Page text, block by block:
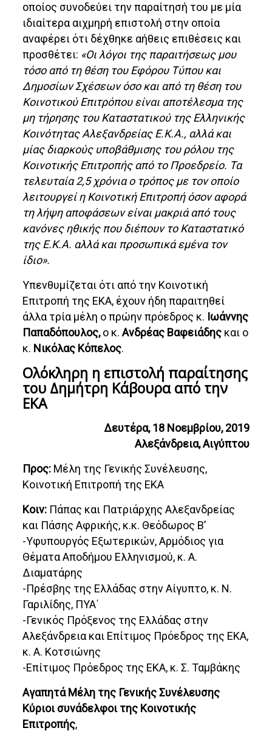
οποίος συνοδεύει την παραίτησή του με μία
ιδιαίτερα αιχμηρή επιστολή στην οποία
αναφέρει ότι δέχθηκε αήθεις επιθέσεις και
προσθέτει: «Οι λόγοι της παραιτήσεως μου
τόσο από τη θέση του Εφόρου Τύπου και
Δημοσίων Σχέσεων όσο και από τη θέση του
Κοινοτικού Επιτρόπου είναι αποτέλεσμα της
μη τήρησης του Καταστατικού της Ελληνικής
Κοινότητας Αλεξανδρείας Ε.Κ.Α., αλλά και
μίας διαρκούς υποβάθμισης του ρόλου της
Κοινοτικής Επιτροπής από το Προεδρείο. Τα
τελευταία 2,5 χρόνια ο τρόπος με τον οποίο
λειτουργεί η Κοινοτική Επιτροπή όσον αφορά
τη λήψη αποφάσεων είναι μακριά από τους
κανόνες ηθικής που διέπουν το Καταστατικό
της Ε.Κ.Α. αλλά και προσωπικά εμένα τον
ίδιο».
Υπενθυμίζεται ότι από την Κοινοτική
Επιτροπή της ΕΚΑ, έχουν ήδη παραιτηθεί
άλλα τρία μέλη ο πρώην πρόεδρος κ. Ιωάννης
Παπαδόπουλος,ο κ.Ανδρέας Βαφειάδης και ο
κ. Νικόλας Κόπελος.
Ολόκληρη η επιστολή παραίτησης
του Δημήτρη Κάβουρα από την
ΕΚΑ
Δευτέρα, 18 Νοεμβρίου, 2019
Αλεξάνδρεια, Αιγύπτου
Προς: Μέλη της Γενικής Συνέλευσης,
Κοινοτική Επιτροπή της ΕΚΑ
Κοιν: Πάπας και Πατριάρχης Αλεξανδρείας
και Πάσης Αφρικής, κ.κ. Θεόδωρος Β’
-Υφυπουργός Εξωτερικών, Αρμόδιος για
Θέματα Αποδήμου Ελληνισμού, κ. Α.
Διαματάρης
-Πρέσβης της Ελλάδας στην Αίγυπτο, κ. Ν.
Γαριλίδης, ΠΥΑ΄
-Γενικός Πρόξενος της Ελλάδας στην
Αλεξάνδρεια και Επίτιμος Πρόεδρος της ΕΚΑ,
κ. Α. Κοτσιώνης
-Επίτιμος Πρόεδρος της ΕΚΑ, κ. Σ. Ταμβάκης
Αγαπητά Μέλη της Γενικής Συνέλευσης
Κύριοι συνάδελφοι της Κοινοτικής
Επιτροπής,